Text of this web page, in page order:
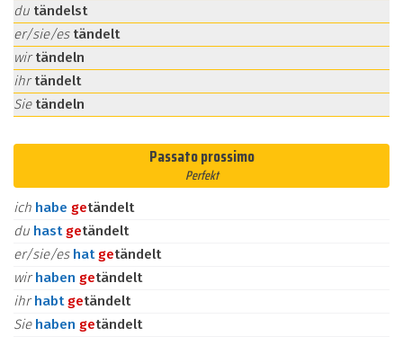
du tändelst
er/sie/es tändelt
wirtändeln
ihrtändelt
Sie tändeln
Passato prossimo
Perfekt
ich habe getändelt
du hast getändelt
er/sie/es hat getändelt
wirhaben getändelt
ihrhabt getändelt
Sie haben getändelt